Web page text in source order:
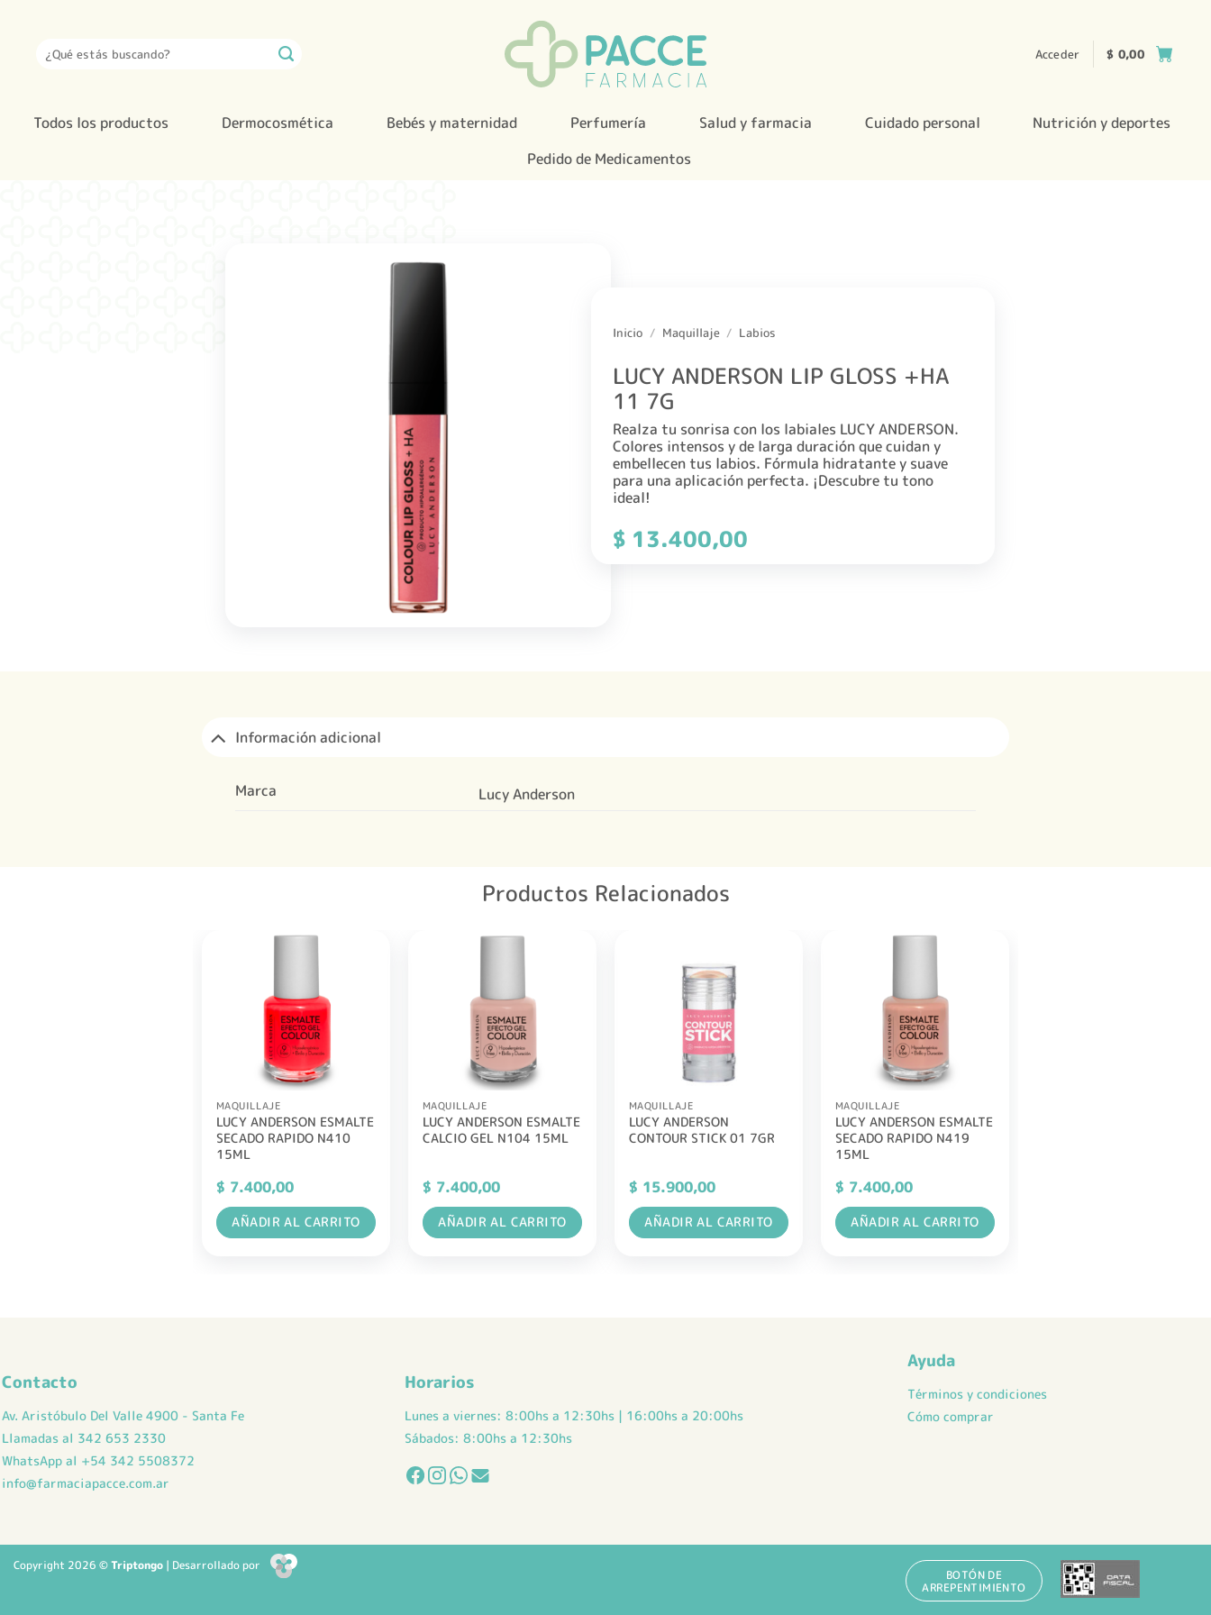
contenido
Buscar
por:
Acceder $ 0,00
Todos los productos Dermocosmética Bebés y maternidad Perfumería Salud y farmacia Cuidado personal
Nutrición y deportes
Pedido de Medicamentos
Inicio / Maquillaje / Labios
LUCY ANDERSON LIP GLOSS +HA
11 7G
Realza tu sonrisa con los labiales LUCY ANDERSON.
Colores intensos y de larga duración que cuidan y
embellecen tus labios. Fórmula hidratante y suave
para una aplicación perfecta. ¡Descubre tu tono
ideal!
$ 13.400,00
Información adicional
Marca Lucy Anderson
Productos Relacionados
MAQUILLAJE
LUCY ANDERSON ESMALTE
SECADO RAPIDO N410
15ML
$ 7.400,00
AÑADIR AL CARRITO
MAQUILLAJE
LUCY ANDERSON ESMALTE
CALCIO GEL N104 15ML
$ 7.400,00
AÑADIR AL CARRITO
MAQUILLAJE
LUCY ANDERSON
CONTOUR STICK 01 7GR
$ 15.900,00
AÑADIR AL CARRITO
MAQUILLAJE
LUCY ANDERSON ESMALTE
SECADO RAPIDO N419
15ML
$ 7.400,00
AÑADIR AL CARRITO
Contacto
Av. Aristóbulo Del Valle 4900 - Santa Fe
Llamadas al 342 653 2330
WhatsApp al +54 342 5508372
info@farmaciapacce.com.ar
Horarios
Lunes a viernes: 8:00hs a 12:30hs | 16:00hs a 20:00hs
Sábados: 8:00hs a 12:30hs
Ayuda
Términos y condiciones
Cómo comprar
BOTÓN DE
ARREPENTIMIENTO
Copyright 2026 ©Triptongo | Desarrollado por